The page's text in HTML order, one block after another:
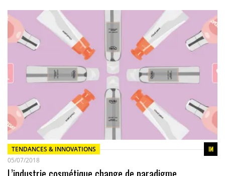
TENDANCES & INNOVATIONS
05/07/2018